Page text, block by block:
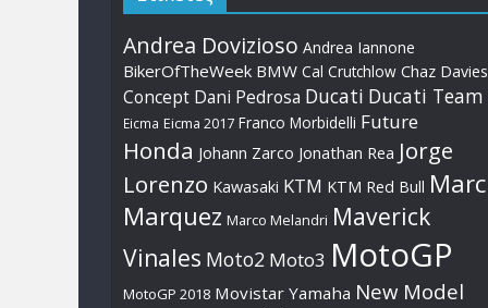
Andrea Dovizioso Andrea Iannone
BikerOfTheWeek BMW Cal Crutchlow Chaz Davies
Concept Dani Pedrosa Ducati Ducati Team
Eicma Eicma 2017 Franco Morbidelli Future
Honda Johann Zarco Jonathan Rea Jorge
Lorenzo Kawasaki KTM KTM Red Bull Marc
Marquez Marco Melandri Maverick
Vinales Moto2 Moto3 MotoGP
MotoGP 2018 Movistar Yamaha New Model